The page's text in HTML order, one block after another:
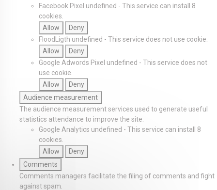
Facebook Pixel undefined - This service can install 8
cookies.
Allow
Deny
FloodLigth undefined - This service does not use cookie.
Allow
Deny
Google Adwords Pixel undefined - This service does not
use cookie.
Allow
Deny
Audience measurement
The audience measurement services used to generate useful
statistics attendance to improve the site.
Google Analytics undefined - This service can install 8
cookies.
Allow
Deny
Comments
Comments managers facilitate the filing of comments and fight
against spam.